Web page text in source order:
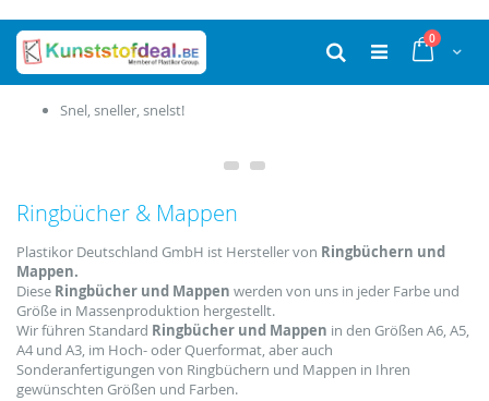
Ga
naar
inhoud
Cart
0producten
Zoek
Snel, sneller, snelst!
Ringbücher & Mappen
Plastikor Deutschland GmbH ist Hersteller von Ringbüchern und
Mappen.
Diese Ringbücher und Mappen werden von uns in jeder Farbe und
Größe in Massenproduktion hergestellt.
Wir führen Standard Ringbücher und Mappen in den Größen A6, A5,
A4 und A3, im Hoch- oder Querformat, aber auch
Sonderanfertigungen von Ringbüchern und Mappen in Ihren
gewünschten Größen und Farben.